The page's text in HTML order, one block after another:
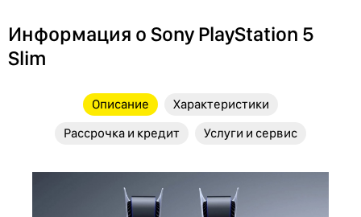
Информация о Sony PlayStation 5
Slim
Описание
Характеристики
Рассрочка и кредит
Услуги и сервис